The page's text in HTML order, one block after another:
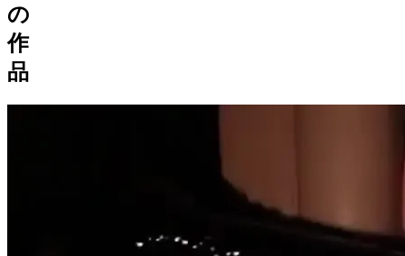
の
作
品